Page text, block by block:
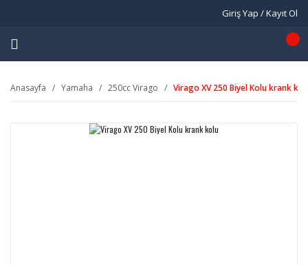
Giriş Yap / Kayıt Ol
Anasayfa Yamaha 250cc Virago Virago XV 250 Biyel Kolu krank